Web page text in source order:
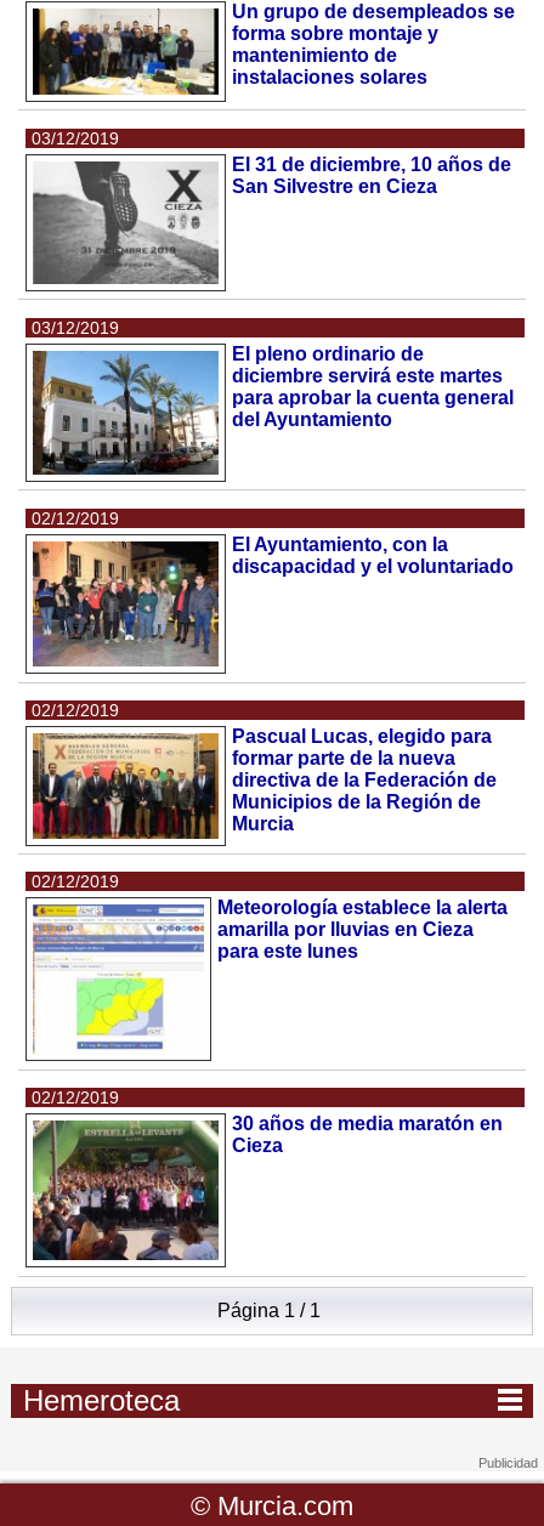
Un grupo de desempleados se
forma sobre montaje y
mantenimiento de
instalaciones solares
03/12/2019
El 31 de diciembre, 10 años de
San Silvestre en Cieza
03/12/2019
El pleno ordinario de
diciembre servirá este martes
para aprobar la cuenta general
del Ayuntamiento
02/12/2019
El Ayuntamiento, con la
discapacidad y el voluntariado
02/12/2019
Pascual Lucas, elegido para
formar parte de la nueva
directiva de la Federación de
Municipios de la Región de
Murcia
02/12/2019
Meteorología establece la alerta
amarilla por lluvias en Cieza
para este lunes
02/12/2019
30 años de media maratón en
Cieza
Página 1 / 1
Hemeroteca
© Murcia.com